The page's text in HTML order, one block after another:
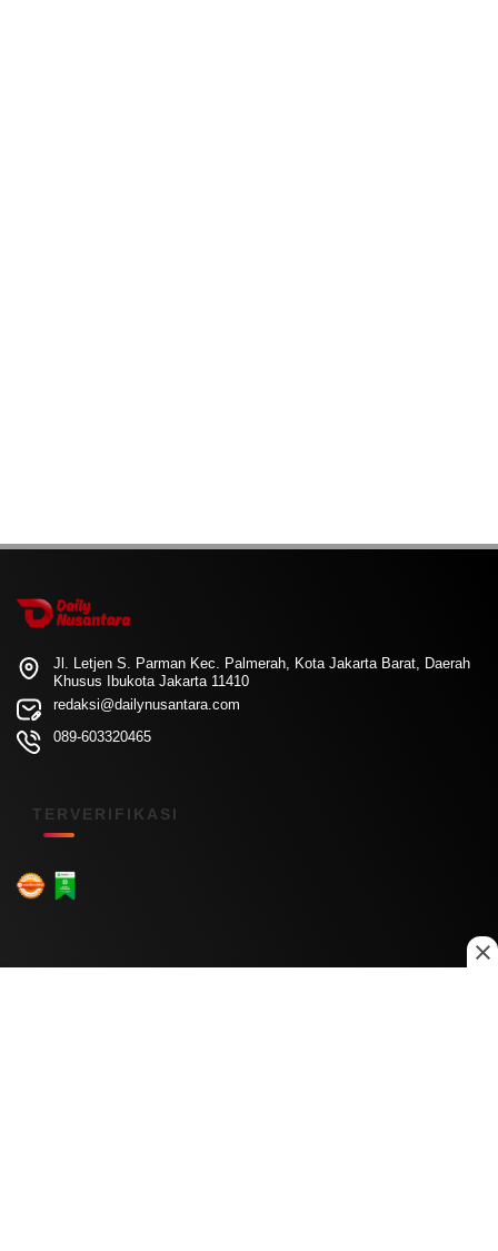
Jl. Letjen S. Parman Kec. Palmerah, Kota Jakarta Barat, Daerah
Khusus Ibukota Jakarta 11410
redaksi@dailynusantara.com
089-603320465
TERVERIFIKASI